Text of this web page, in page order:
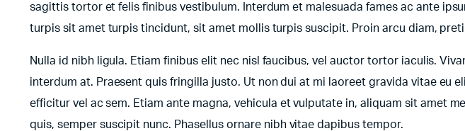
sagittis tortor et felis finibus vestibulum. Interdum et malesuada fames ac ante
turpis sit amet turpis tincidunt, sit amet mollis turpis suscipit. Proin arcu diam,
Nulla id nibh ligula. Etiam finibus elit nec nisl faucibus, vel auctor tortor iaculis.
interdum at. Praesent quis fringilla justo. Ut non dui at mi laoreet gravida vitae eu
efficitur vel ac sem. Etiam ante magna, vehicula et vulputate in, aliquam sit amet
quis, semper suscipit nunc. Phasellus ornare nibh vitae dapibus tempor.